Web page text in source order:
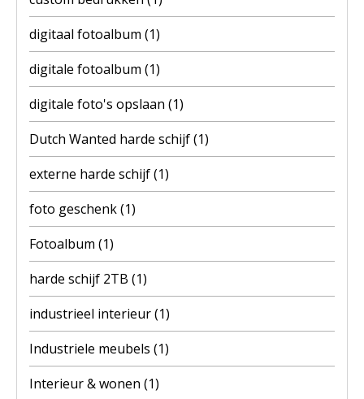
digitaal fotoalbum (1)
digitale fotoalbum (1)
digitale foto's opslaan (1)
Dutch Wanted harde schijf(1)
externe harde schijf(1)
foto geschenk(1)
Fotoalbum (1)
harde schijf 2TB (1)
industrieel interieur(1)
Industriele meubels (1)
Interieur & wonen (1)